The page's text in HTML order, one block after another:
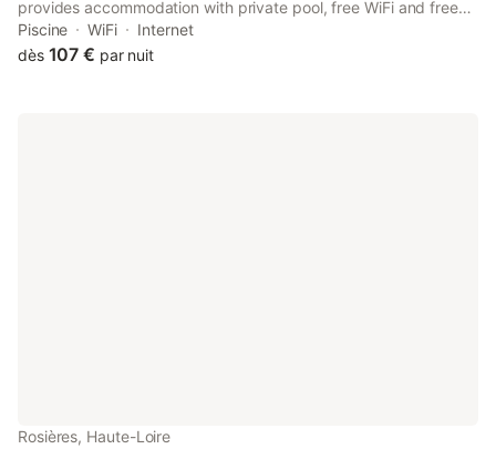
provides accommodation with private pool, free WiFi and free
private parking for guests who drive. Offering a garden, the
property is located within 19 km of Le Puy Cathedral.
Piscine WiFi
Internet
dès 107 € par nuit
Rosières, Haute-Loire